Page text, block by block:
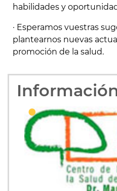
habilidades y
· Esperamos vuestras
plantearnos nuevas
promoción de la salud.